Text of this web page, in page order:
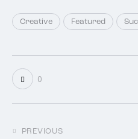
Creative Featured
0
PREVIOUS